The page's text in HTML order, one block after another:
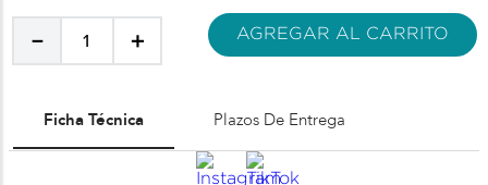
＋
－ AGREGAR AL CARRITO
Ficha Técnica Plazos De Entrega